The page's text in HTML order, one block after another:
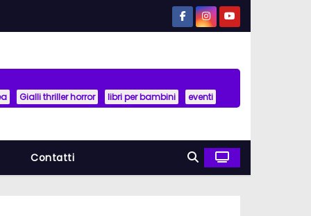
Gialli thriller horror libri per bambini eventi
Contatti